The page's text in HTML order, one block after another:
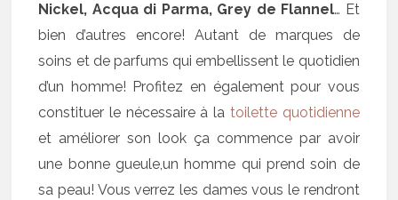
Nickel, Acqua di Parma, Grey de Flannel… Et
bien d’autres encore! Autant de marques de
soins et de parfums qui embellissent le quotidien
d’un homme! Profitez en également pour vous
constituer le nécessaire à la toilette quotidienne
et améliorer son look ça commence par avoir
une bonne gueule,un homme qui prend soin de
sa peau! Vous verrez les dames vous le rendront